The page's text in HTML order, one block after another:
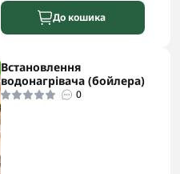
До кошика
Встановлення
водонагрівача (бойлера)
0